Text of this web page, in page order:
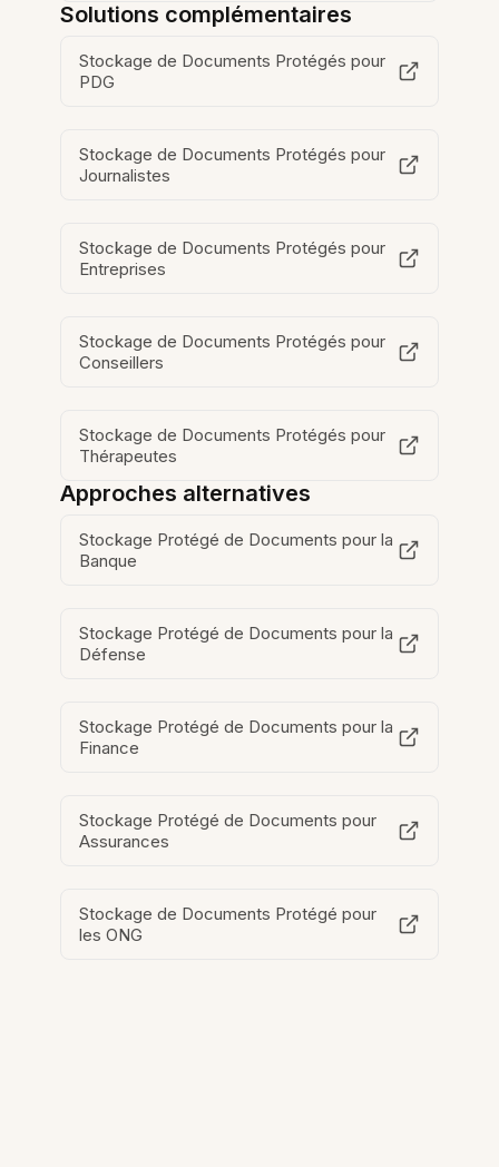
Solutions complémentaires
Stockage de Documents Protégés pour
PDG
Stockage de Documents Protégés pour
Journalistes
Stockage de Documents Protégés pour
Entreprises
Stockage de Documents Protégés pour
Conseillers
Stockage de Documents Protégés pour
Thérapeutes
Approches alternatives
Stockage Protégé de Documents pour la
Banque
Stockage Protégé de Documents pour la
Défense
Stockage Protégé de Documents pour la
Finance
Stockage Protégé de Documents pour
Assurances
Stockage de Documents Protégé pour
les ONG